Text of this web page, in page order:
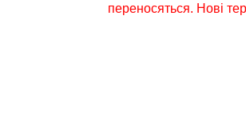
переносяться. Нові